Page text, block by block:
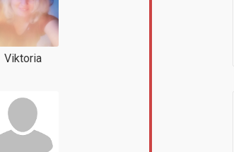
Viktoria